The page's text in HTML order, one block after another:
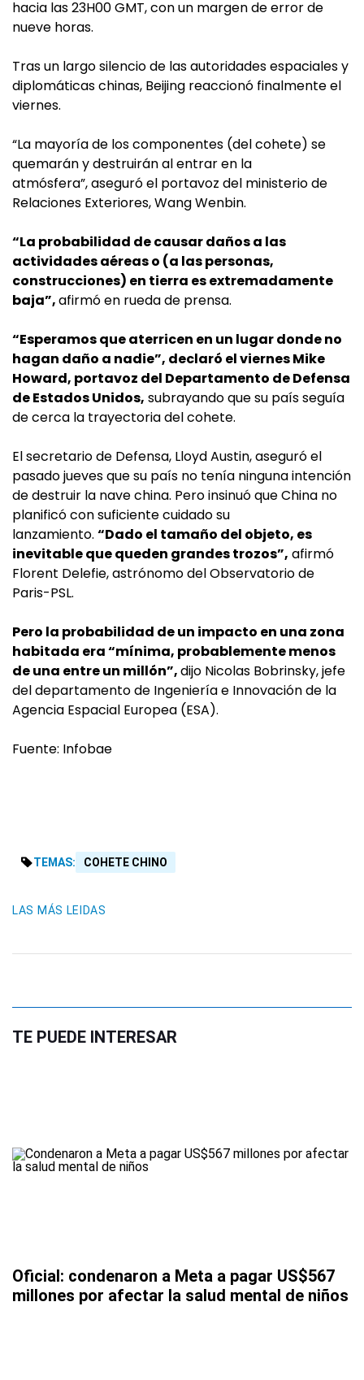
hacia las 23H00 GMT, con un margen de error de
nueve horas.
Tras un largo silencio de las autoridades espaciales y
diplomáticas chinas, Beijing reaccionó finalmente el
viernes.
“La mayoría de los componentes (del cohete) se
quemarán y destruirán al entrar en la
atmósfera”, aseguró el portavoz del ministerio de
Relaciones Exteriores, Wang Wenbin.
“La probabilidad de causar daños a las
actividades aéreas o (a las personas,
construcciones) en tierra es extremadamente
baja”,afirmó en rueda de prensa.
“Esperamos que aterricen en un lugar donde no
hagan daño a nadie”, declaró el viernes Mike
Howard, portavoz del Departamento de Defensa
de Estados Unidos, subrayando que su país seguía
de cerca la trayectoria del cohete.
El secretario de Defensa, Lloyd Austin, aseguró el
pasado jueves que su país no tenía ninguna intención
de destruir la nave china. Pero insinuó que China no
planificó con suficiente cuidado su
lanzamiento. “Dado el tamaño del objeto, es
inevitable que queden grandes trozos”, afirmó
Florent Delefie, astrónomo del Observatorio de
Paris-PSL.
Pero la probabilidad de un impacto en una zona
habitada era “mínima, probablemente menos
de una entre un millón”,dijo Nicolas Bobrinsky, jefe
del departamento de Ingeniería e Innovación de la
Agencia Espacial Europea (ESA).
Fuente: Infobae
TEMAS: COHETE CHINO
LAS MÁS LEIDAS
TE PUEDE INTERESAR
Oficial: condenaron a Meta a pagar US$567
millones por afectar la salud mental de niños